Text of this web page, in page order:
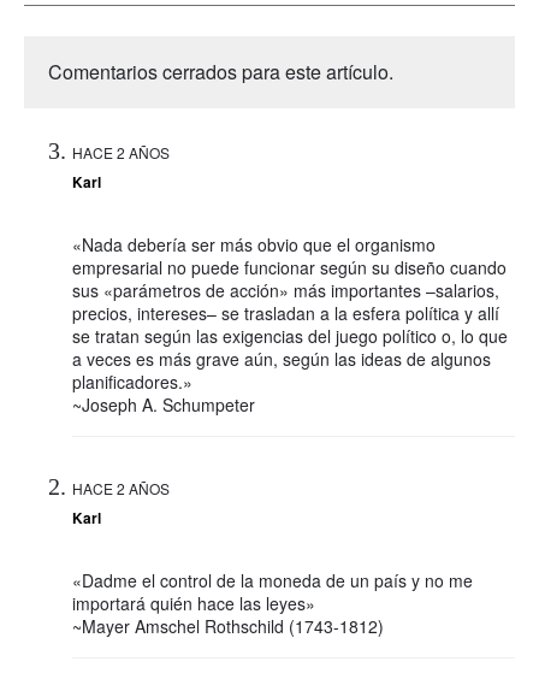
Comentarios cerrados para este artículo.
HACE 2 AÑOS
Karl
«Nada debería ser más obvio que el organismo
empresarial no puede funcionar según su diseño cuando
sus «parámetros de acción» más importantes –salarios,
precios, intereses– se trasladan a la esfera política y allí
se tratan según las exigencias del juego político o, lo que
a veces es más grave aún, según las ideas de algunos
planificadores.»
~Joseph A. Schumpeter
HACE 2 AÑOS
Karl
«Dadme el control de la moneda de un país y no me
importará quién hace las leyes»
~Mayer Amschel Rothschild (1743-1812)